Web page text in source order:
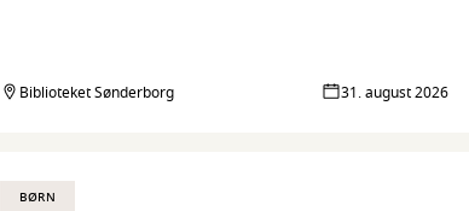
Biblioteket Sønderborg 31. august 2026
BØRN